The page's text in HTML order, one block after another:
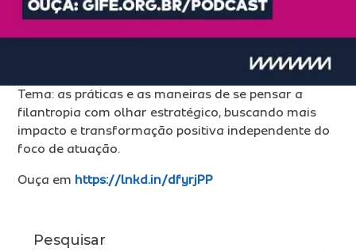
Tema: as práticas e as maneiras de se pensar a
filantropia com olhar estratégico, buscando mais
impacto e transformação positiva independente do
foco de atuação.
Ouça em https://lnkd.in/dfyrjPP
Pesquisar